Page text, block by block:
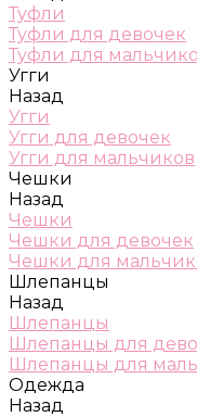
Туфли
Туфли для девочек
Туфли для
Угги
Назад
Угги
Угги для девочек
Угги для мальчиков
Чешки
Назад
Чешки
Чешки для девочек
Чешки для
Шлепанцы
Назад
Шлепанцы
Шлепанцы для
Шлепанцы для
Одежда
Назад